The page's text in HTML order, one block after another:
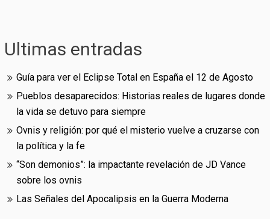
Ultimas entradas
Guía para ver el Eclipse Total en España el 12 de Agosto
Pueblos desaparecidos: Historias reales de lugares donde
la vida se detuvo para siempre
Ovnis y religión: por qué el misterio vuelve a cruzarse con
la política y la fe
“Son demonios”: la impactante revelación de JD Vance
sobre los ovnis
Las Señales del Apocalipsis en la Guerra Moderna